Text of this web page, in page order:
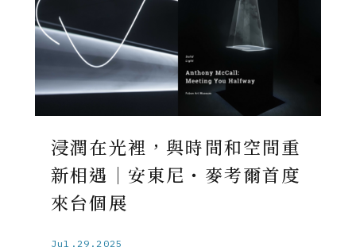
浸潤在光裡，與時間和空間重
新相遇｜安東尼・麥考爾首度
來台個展
Jul.29.2025